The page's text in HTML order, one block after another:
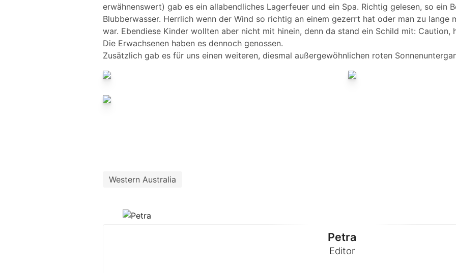
erwähnenswert) gab es ein allabendliches Lagerfeuer und ein Spa. Richtig gelesen, so ein
Blubberwasser. Herrlich wenn der Wind so richtig an einem gezerrt hat oder man zu lange
war. Ebendiese Kinder wollten aber nicht mit hinein, denn da stand ein Schild mit: Caution,
Die Erwachsenen haben es dennoch genossen.
Zusätzlich gab es für uns einen weiteren, diesmal außergewöhnlichen roten
Western Australia
Petra
Editor